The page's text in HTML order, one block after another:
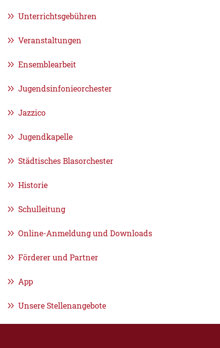
Unterrichtsgebühren
Veranstaltungen
Ensemblearbeit
Jugendsinfonieorchester
Jazzico
Jugendkapelle
Städtisches Blasorchester
Historie
Schulleitung
Online-Anmeldung und Downloads
Förderer und Partner
App
Unsere Stellenangebote